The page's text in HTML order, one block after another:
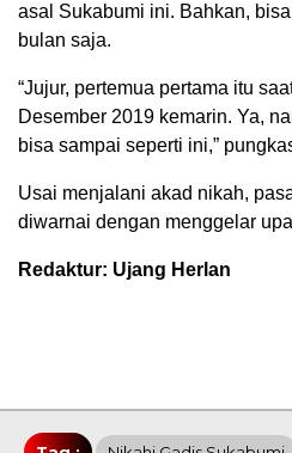
asal Sukabumi ini. Bahkan,
bulan saja.
“Jujur, pertemua pertama itu
Desember 2019 kemarin. Ya,
bisa sampai seperti ini,”
Usai menjalani akad nikah,
diwarnai dengan menggelar
Redaktur: Ujang Herlan